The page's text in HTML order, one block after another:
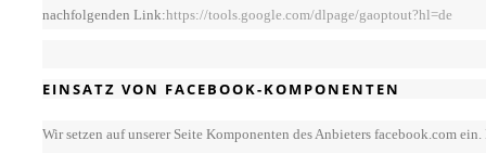
nachfolgenden Link:https://tools.google.com/dlpage/gaoptout?hl=de
EINSATZ VON FACEBOOK-KOMPONENTEN
Wir setzen auf unserer Seite Komponenten des Anbieters facebook.com